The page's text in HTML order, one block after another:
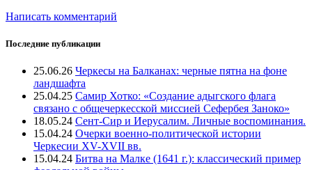
Написать комментарий
Последние публикации
25.06.26 Черкесы на Балканах: черные пятна на фоне
ландшафта
25.04.25 Самир Хотко: «Создание адыгского флага
связано с общечеркесской миссией Сефербея Заноко»
18.05.24 Сент-Сир и Иерусалим. Личные воспоминания.
15.04.24 Очерки военно-политической истории
Черкесии XV-XVII вв.
15.04.24 Битва на Малке (1641 г.): классический пример